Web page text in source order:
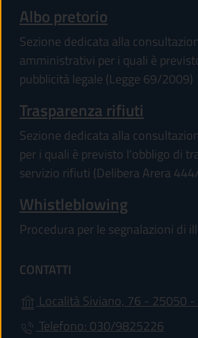
Albo pretorio
Sezione dedicata alla
amministrativi per i quali è
pubblicità legale (Legge 69/2009)
Trasparenza rifiuti
Sezione dedicata alla
per i quali è previsto l'obbligo di
servizio rifiuti (Delibera Arera
Whistleblowing
Procedura per le segnalazioni di
CONTATTI
Località Siviano, 76 - 25050 -
Telefono: 030/9825226